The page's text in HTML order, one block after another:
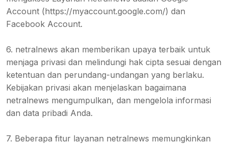
Account (https://myaccount.google.com/) dan
Facebook Account.
6. netralnews akan memberikan upaya terbaik untuk
menjaga privasi dan melindungi hak cipta sesuai dengan
ketentuan dan perundang-undangan yang berlaku.
Kebijakan privasi akan menjelaskan bagaimana
netralnews mengumpulkan, dan mengelola informasi
dan data pribadi Anda.
7. Beberapa fitur layanan netralnews memungkinkan